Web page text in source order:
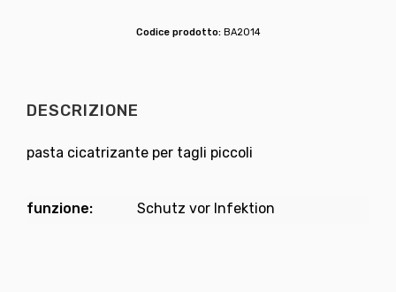
Codice prodotto: BA2014
DESCRIZIONE
pasta cicatrizante per tagli piccoli
funzione: Schutz vor Infektion